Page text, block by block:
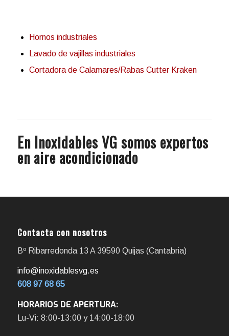
Hornos industriales
Lavado de vajillas industriales
Cortadora de Calamares/Rabas Cutter Kraken
En Inoxidables VG somos expertos
en aire acondicionado
Contacta con nosotros
Bº Ribarredonda 13 A 39590 Quijas (Cantabria)
info@inoxidablesvg.es
608 97 68 65
HORARIOS DE APERTURA:
Lu-Vi: 8:00-13:00 y 14:00-18:00